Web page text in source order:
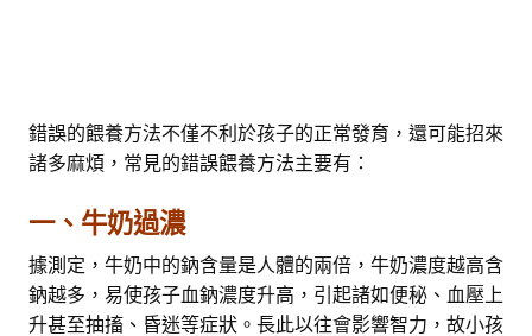
錯誤的餵養方法不僅不利於孩子的正常發育，還可能招來
諸多麻煩，常見的錯誤餵養方法主要有：
一、牛奶過濃
據測定，牛奶中的鈉含量是人體的兩倍，牛奶濃度越高含
鈉越多，易使孩子血鈉濃度升高，引起諸如便秘、血壓上
升甚至抽搐、昏迷等症狀。長此以往會影響智力，故小孩